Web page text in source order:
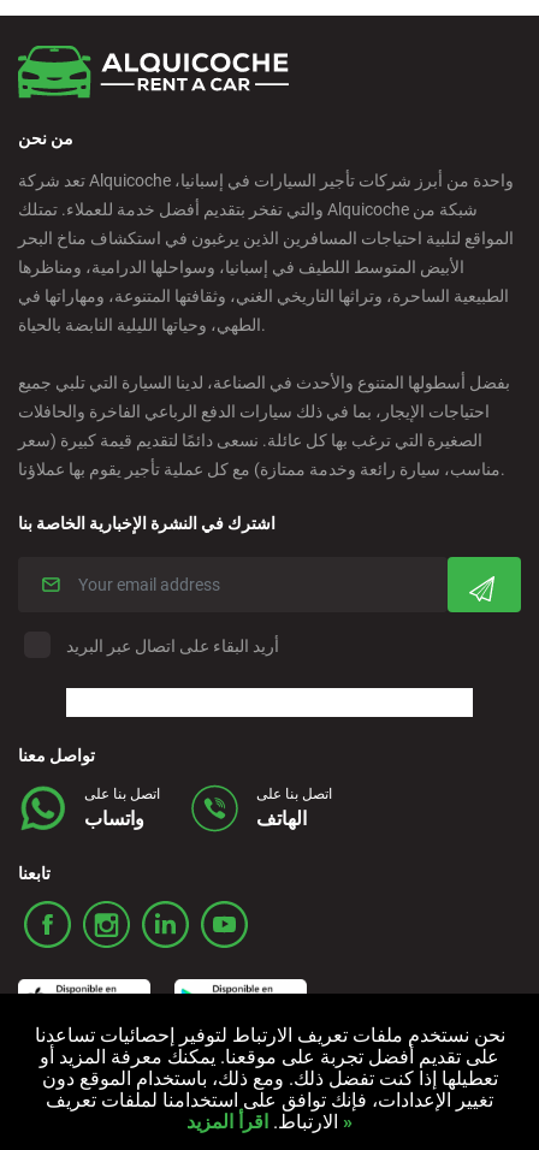
من نحن
تعد شركة Alquicoche واحدة من أبرز شركات تأجير السيارات في إسبانيا،
والتي تفخر بتقديم أفضل خدمة للعملاء. تمتلك Alquicoche شبكة من
المواقع لتلبية احتياجات المسافرين الذين يرغبون في استكشاف مناخ البحر
الأبيض المتوسط اللطيف في إسبانيا، وسواحلها الدرامية، ومناظرها
الطبيعية الساحرة، وتراثها التاريخي الغني، وثقافتها المتنوعة، ومهاراتها في
الطهي، وحياتها الليلية النابضة بالحياة.
بفضل أسطولها المتنوع والأحدث في الصناعة، لدينا السيارة التي تلبي جميع
احتياجات الإيجار، بما في ذلك سيارات الدفع الرباعي الفاخرة والحافلات
الصغيرة التي ترغب بها كل عائلة. نسعى دائمًا لتقديم قيمة كبيرة (سعر
مناسب، سيارة رائعة وخدمة ممتازة) مع كل عملية تأجير يقوم بها عملاؤنا.
اشترك في النشرة الإخبارية الخاصة بنا
أريد البقاء على اتصال عبر البريد
تواصل معنا
اتصل بنا على
واتساب
اتصل بنا على
الهاتف
تابعنا
الشروط والأحكام سياسة الخصوصية سياسة ملفات تعريف الارتباط
جميع الحقوق محفوظة © 2006-2024 Alquicoche Rent a Car
نحن نستخدم ملفات تعريف الارتباط لتوفير إحصائيات تساعدنا
على تقديم أفضل تجربة على موقعنا. يمكنك معرفة المزيد أو
تعطيلها إذا كنت تفضل ذلك. ومع ذلك، باستخدام الموقع دون
تغيير الإعدادات، فإنك توافق على استخدامنا لملفات تعريف
الارتباط. اقرأ المزيد »